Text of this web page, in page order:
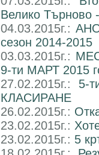
Велико Търново
04.03.2015г.:
сезон 2014-2015
03.03.2015г.:
9-ти МАРТ 2015
27.02.2015г.: 5-
КЛАСИРАНЕ
26.02.2015г.:
23.02.2015г.:
23.02.2015г.: 5